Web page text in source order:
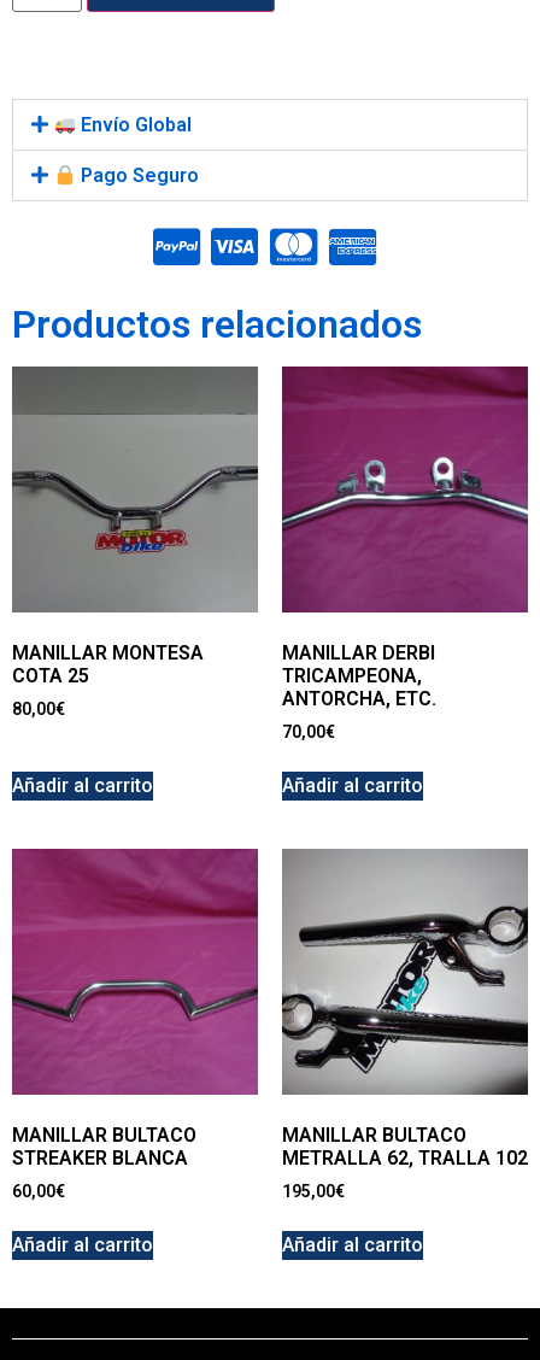
Envío Global
Pago Seguro
Productos relacionados
MANILLAR MONTESA
COTA 25
80,00€
Añadir al carrito
MANILLAR DERBI
TRICAMPEONA,
ANTORCHA, ETC.
70,00€
Añadir al carrito
MANILLAR BULTACO
STREAKER BLANCA
60,00€
Añadir al carrito
MANILLAR BULTACO
METRALLA 62, TRALLA 102
195,00€
Añadir al carrito